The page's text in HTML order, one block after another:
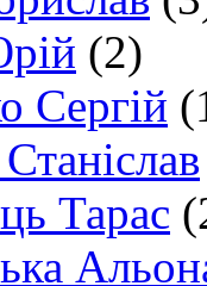
(2)
Сергій
Тарас